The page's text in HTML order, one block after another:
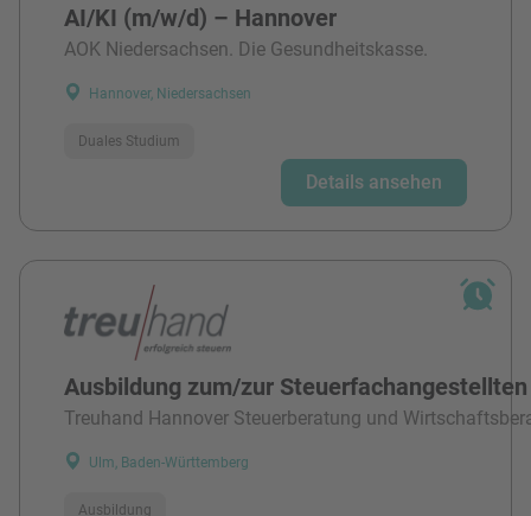
AI/KI (m/w/d) – Hannover
AOK Niedersachsen. Die Gesundheitskasse.
Hannover, Niedersachsen
Duales Studium
Details ansehen
Ausbildung zum/zur
Treuhand Hannover Steuerberatung und
Ulm, Baden-Württemberg
Ausbildung